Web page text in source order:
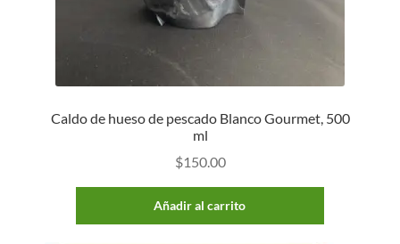
Caldo de hueso de pescado Blanco Gourmet, 500
ml
$150.00
Añadir al carrito